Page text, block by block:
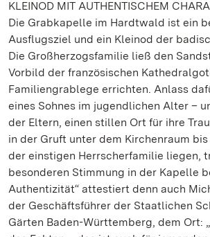
KLEINOD MIT AUTHENTISCHEM
Die Grabkapelle im Hardtwald ist ein
Ausflugsziel und ein Kleinod der
Die Großherzogsfamilie ließ den
Vorbild der französischen
Familiengrablege errichten. Anlass
eines Sohnes im jugendlichen Alter –
der Eltern, einen stillen Ort für ihre
in der Gruft unter dem Kirchenraum
der einstigen Herrscherfamilie liegen,
besonderen Stimmung in der Kapelle
Authentizität“ attestiert denn auch
der Geschäftsführer der Staatlichen
Gärten Baden-Württemberg, dem Ort: